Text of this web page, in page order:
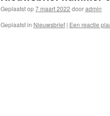
Geplaatst op7 maart 2022 dooradmin
Geplaatst in Nieuwsbrief | Een reactie